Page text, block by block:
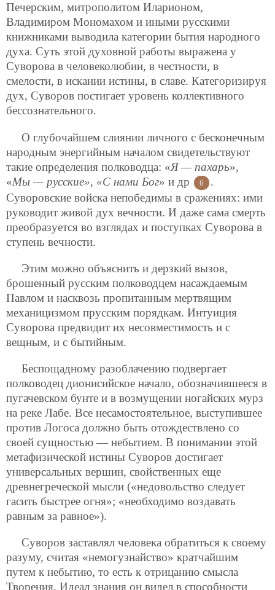
Печерским, митрополитом Иларионом,
Владимиром Мономахом и иными русскими
книжниками выводила категории бытия народного
духа. Суть этой духовной работы выражена у
Суворова в человеколюбии, в честности, в
смелости, в искании истины, в славе. Категоризируя
дух, Суворов постигает уровень коллективного
бессознательного.
О глубочайшем слиянии личного с бесконечным
народным энергийным началом свидетельствуют
такие определения полководца: «Я — пахарь»,
«Мы — русские», «С нами Бог» и др 6
.
Суворовские войска непобедимы в сражениях: ими
руководит живой дух вечности. И даже сама смерть
преобразуется во взглядах и поступках Суворова в
ступень вечности.
Этим можно объяснить и дерзкий вызов,
брошенный русским полководцем насаждаемым
Павлом и насквозь пропитанным мертвящим
механицизмом прусским порядкам. Интуиция
Суворова предвидит их несовместимость и с
вещным, и с бытийным.
Беспощадному разоблачению подвергает
полководец дионисийское начало, обозначившееся в
пугачевском бунте и в возмущении ногайских мурз
на реке Лабе. Все несамостоятельное, выступившее
против Логоса должно быть отождествлено со
своей сущностью — небытием. В понимании этой
метафизической истины Суворов достигает
универсальных вершин, свойственных еще
древнегреческой мысли («недовольство следует
гасить быстрее огня»; «необходимо воздавать
равным за равное»).
Суворов заставлял человека обратиться к своему
разуму, считая «немогузнайство» кратчайшим
путем к небытию, то есть к отрицанию смысла
Творения. Идеал знания он видел в способности